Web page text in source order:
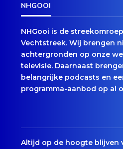
NHGOOI
NHGooi is de
Vechtstreek. Wij brengen
achtergronden op onze
televisie. Daarnaast
belangrijke podcasts en
programma-aanbod op al
Altijd op de hoogte blijven